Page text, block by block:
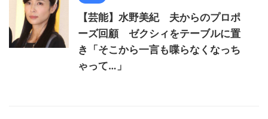
【芸能】水野美紀 夫からのプロポ
ーズ回顧 ゼクシィをテーブルに置
き「そこから一言も喋らなくなっち
ゃって…」